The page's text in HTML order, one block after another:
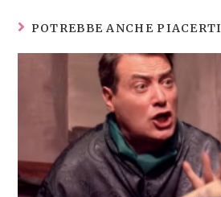
POTREBBE ANCHE PIACERTI